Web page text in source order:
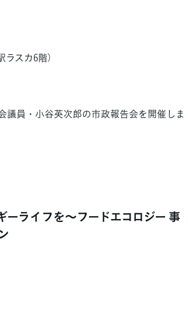
スカ6階）
員・小谷英次郎の市政報告会を開催しま
ライフを〜フードエコロジー 事